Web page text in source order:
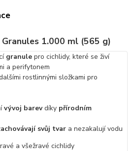
1.000 ml (565 g)
granule pro cichlidy, které se živí
a perifytonem
rostlinnými složkami pro
vývoj barevdíky přírodním
svůj tvar a nezakalují vodu
a všežravé cichlidy